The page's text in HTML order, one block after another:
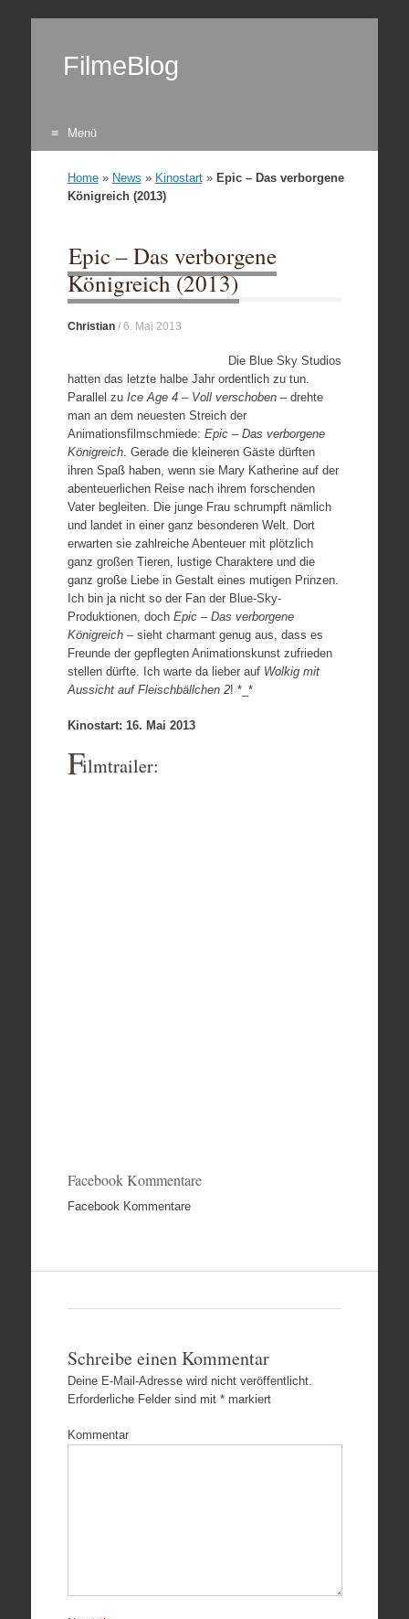
FilmeBlog
Menü
Home» News » Kinostart» Epic – Das verborgene
Königreich (2013)
Epic – Das verborgene
Königreich (2013)
Christian/ 6. Mai 2013
Die Blue Sky Studios
hatten das letzte halbe Jahr ordentlich zu tun.
Parallel zu Ice Age 4 – Voll verschoben– drehte
man an dem neuesten Streich der
Animationsfilmschmiede: Epic – Das verborgene
Königreich. Gerade die kleineren Gäste dürften
ihren Spaß haben, wenn sie Mary Katherine auf der
abenteuerlichen Reise nach ihrem forschenden
Vater begleiten. Die junge Frau schrumpft nämlich
und landet in einer ganz besonderen Welt. Dort
erwarten sie zahlreiche Abenteuer mit plötzlich
ganz großen Tieren, lustige Charaktere und die
ganz große Liebe in Gestalt eines mutigen Prinzen.
Ich bin ja nicht so der Fan der Blue-Sky-
Produktionen, doch Epic – Das verborgene
Königreich– sieht charmant genug aus, dass es
Freunde der gepflegten Animationskunst zufrieden
stellen dürfte. Ich warte da lieber auf Wolkig mit
Aussicht auf Fleischbällchen 2! *_*
Kinostart: 16. Mai 2013
Filmtrailer:
Facebook Kommentare
Facebook Kommentare
Schreibe einen Kommentar
Deine E-Mail-Adresse wird nicht veröffentlicht.
Erforderliche Felder sind mit *markiert
Kommentar